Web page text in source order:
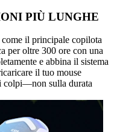
PIÙ LUNGHE
il principale copilota
per oltre 300 ore con una
e abbina il sistema
il tuo mouse
colpi—non sulla durata